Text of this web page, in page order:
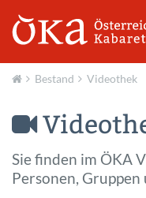
Bestand Videothek
Sie finden im ÖKA
Personen,